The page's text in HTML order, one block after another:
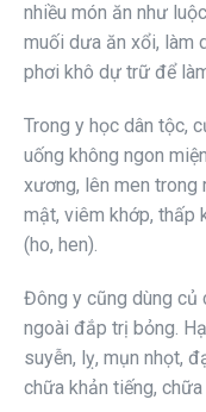
nhiều món ăn như
muối dưa ăn xổi, làm
phơi khô dự trữ để
Trong y học dân tộc,
uống không ngon
xương, lên men trong
mật, viêm khớp, thấp
(ho, hen).
Đông y cũng dùng củ
ngoài đắp trị bỏng.
suyễn, lỵ, mụn nhọt,
chữa khản tiếng,